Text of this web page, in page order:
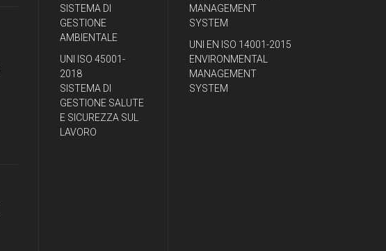
SISTEMA DI
GESTIONE
AMBIENTALE
UNI ISO 45001-
2018
SISTEMA DI
GESTIONE SALUTE
E SICUREZZA SUL
LAVORO
MANAGEMENT
SYSTEM
UNI EN ISO 14001-2015
ENVIRONMENTAL
MANAGEMENT
SYSTEM